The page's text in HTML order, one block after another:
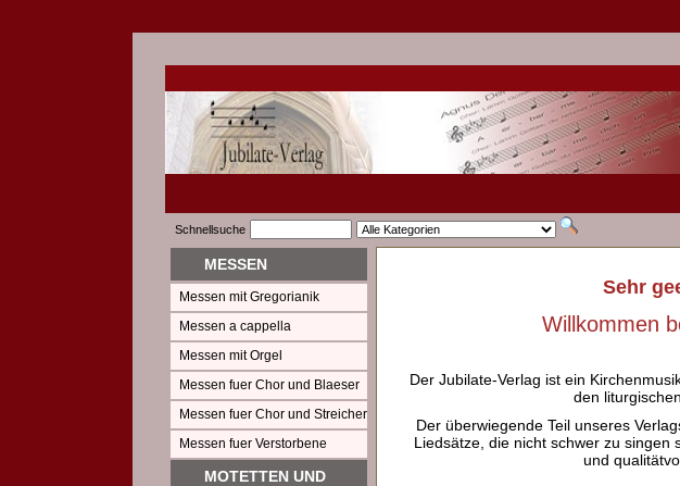
Schnellsuche
MESSEN
Messen mit Gregorianik
Messen a cappella
Messen mit Orgel
Messen fuer Chor und Blaeser
Messen fuer Chor und Streicher
Messen fuer Verstorbene
MOTETTEN UND
Sehr
Willkommen
Der Jubilate-Verlag ist ein
den
Der überwiegende Teil unseres
Liedsätze, die nicht schwer zu
und